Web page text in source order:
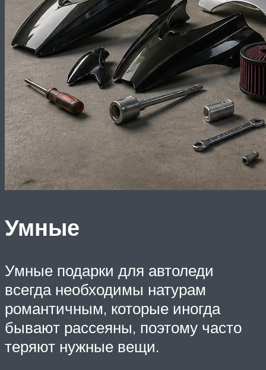
Умные
Умные подарки для автоледи
всегда необходимы натурам
романтичным, которые иногда
бывают рассеяны, поэтому часто
теряют нужные вещи.